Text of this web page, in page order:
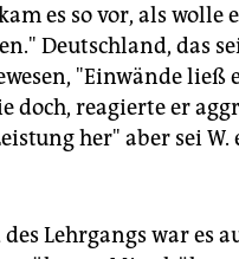
es so vor, als wolle
Deutschland, das
"Einwände ließ
doch, reagierte er
her" aber sei
Lehrgangs war es